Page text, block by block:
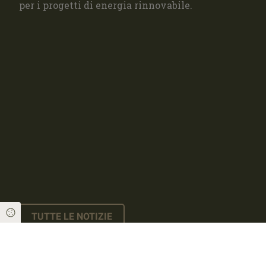
per i progetti di energia rinnovabile.
TUTTE LE NOTIZIE
Cookie Einstellungen